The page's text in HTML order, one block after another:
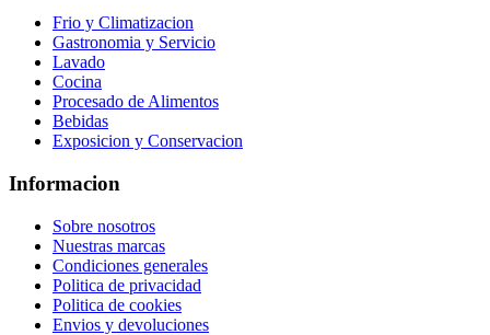
Frio y Climatizacion
Gastronomia y Servicio
Lavado
Cocina
Procesado de Alimentos
Bebidas
Exposicion y Conservacion
Informacion
Sobre nosotros
Nuestras marcas
Condiciones generales
Politica de privacidad
Politica de cookies
Envios y devoluciones